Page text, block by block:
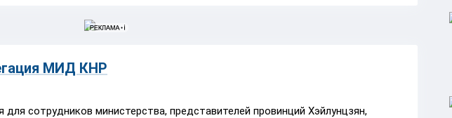
МИД КНР
сотрудников министерства, представителей провинций Хэйлунцзян,